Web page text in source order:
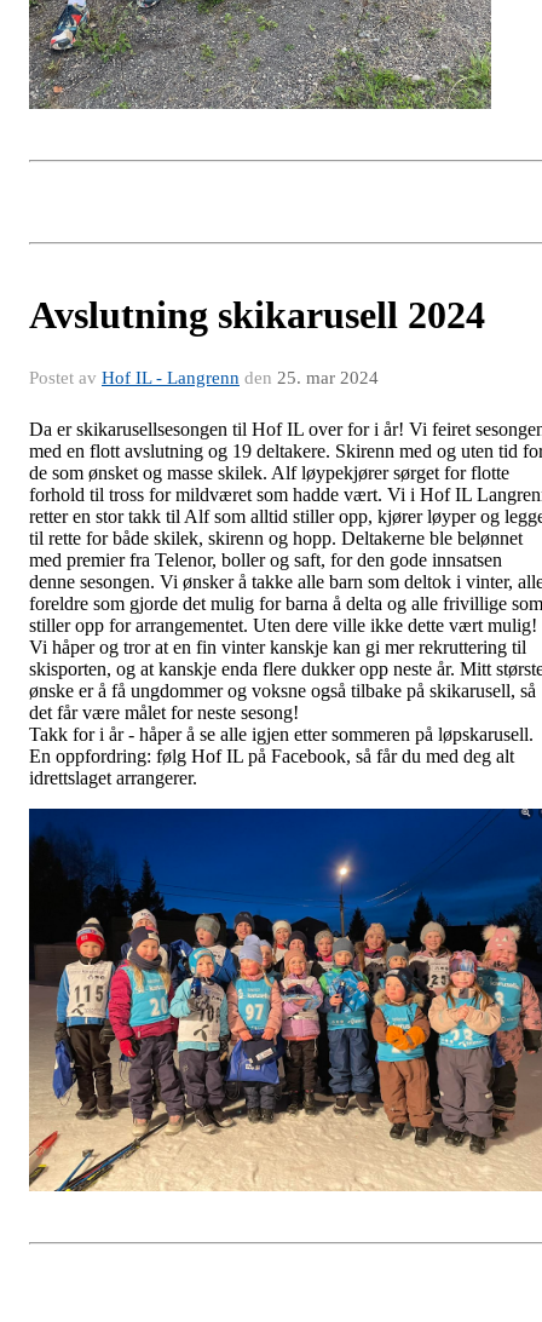
Avslutning skikarusell 2024
Postet av Hof IL - Langrenn den 25. mar 2024
Da er skikarusellsesongen til Hof IL over for i år! Vi feiret
med en flott avslutning og 19 deltakere. Skirenn med og uten tid
de som ønsket og masse skilek. Alf løypekjører sørget for flotte
forhold til tross for mildværet som hadde vært. Vi i Hof IL
retter en stor takk til Alf som alltid stiller opp, kjører løyper og
til rette for både skilek, skirenn og hopp. Deltakerne ble belønnet
med premier fra Telenor, boller og saft, for den gode innsatsen
denne sesongen. Vi ønsker å takke alle barn som deltok i vinter,
foreldre som gjorde det mulig for barna å delta og alle frivillige som
stiller opp for arrangementet. Uten dere ville ikke dette vært mulig!
Vi håper og tror at en fin vinter kanskje kan gi mer rekruttering til
skisporten, og at kanskje enda flere dukker opp neste år. Mitt
ønske er å få ungdommer og voksne også tilbake på skikarusell, så
det får være målet for neste sesong!
Takk for i år - håper å se alle igjen etter sommeren på løpskarusell.
En oppfordring: følg Hof IL på Facebook, så får du med deg alt
idrettslaget arrangerer.